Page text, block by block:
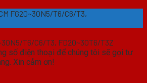
FG20~30N5/T6/C6/T3,
T6/C6/T3, FD20~30T6/T3Z
số điện thoại để chúng tôi sẽ gọi tư
Xin cảm ơn!